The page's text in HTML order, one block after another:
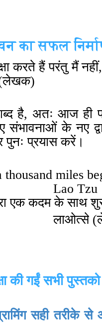
का सफल
करते हैं परंतु मैं
(लेखक)
है, अतः आज ही
संभावनाओं के नए
पुनः प्रयास करें।
miles
Lao Tzu
एक कदम के साथ
लाओत्से (
की गईं सभी
सही तरीके